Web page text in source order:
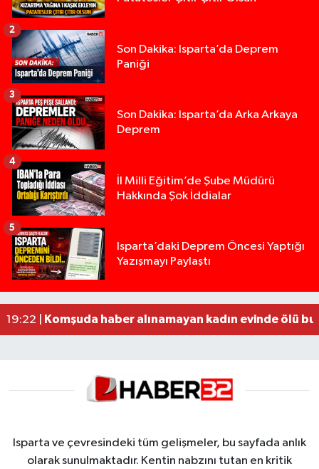
Son Dakika: Isparta’da Deprem
Paniği
2
Son Dakika: Isparta’da Arka Arkaya
Deprem
3
İl Milli Eğitim’de Şube Müdürü
Hakkında Şok İddialar
4
Isparta’daki Deprem Öncesi Yaptığı
Yazışmayı Paylaştı
5
13:00 |Yığılca'da kardeşler arasındaki silahlı kavgada
12:48 |Tur teknesi çalışanlarının birbirine girdiği kavga
02:26 |MOTOSİKLETLE ÇARPIŞAN OTOMOBİL GÜL
19:22 |
Komşuda haber alınamayan kadın evinde ölü
Isparta ve çevresindeki tüm gelişmeler, bu sayfada anlık
olarak sunulmaktadır. Kentin nabzını tutan en kritik